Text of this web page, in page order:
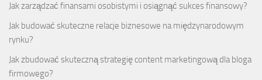
Jak zarządzać finansami osobistymi i osiągnąć sukces finansowy?
Jak budować skuteczne relacje biznesowe na międzynarodowym
rynku?
Jak zbudować skuteczną strategię content marketingową dla bloga
firmowego?